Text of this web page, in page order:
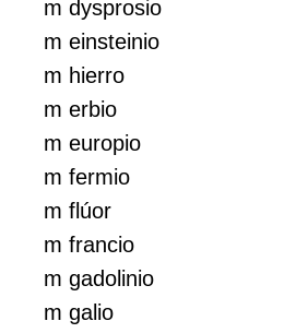
m dysprosio
m einsteinio
m hierro
m erbio
m europio
m fermio
m flúor
m francio
m gadolinio
m galio